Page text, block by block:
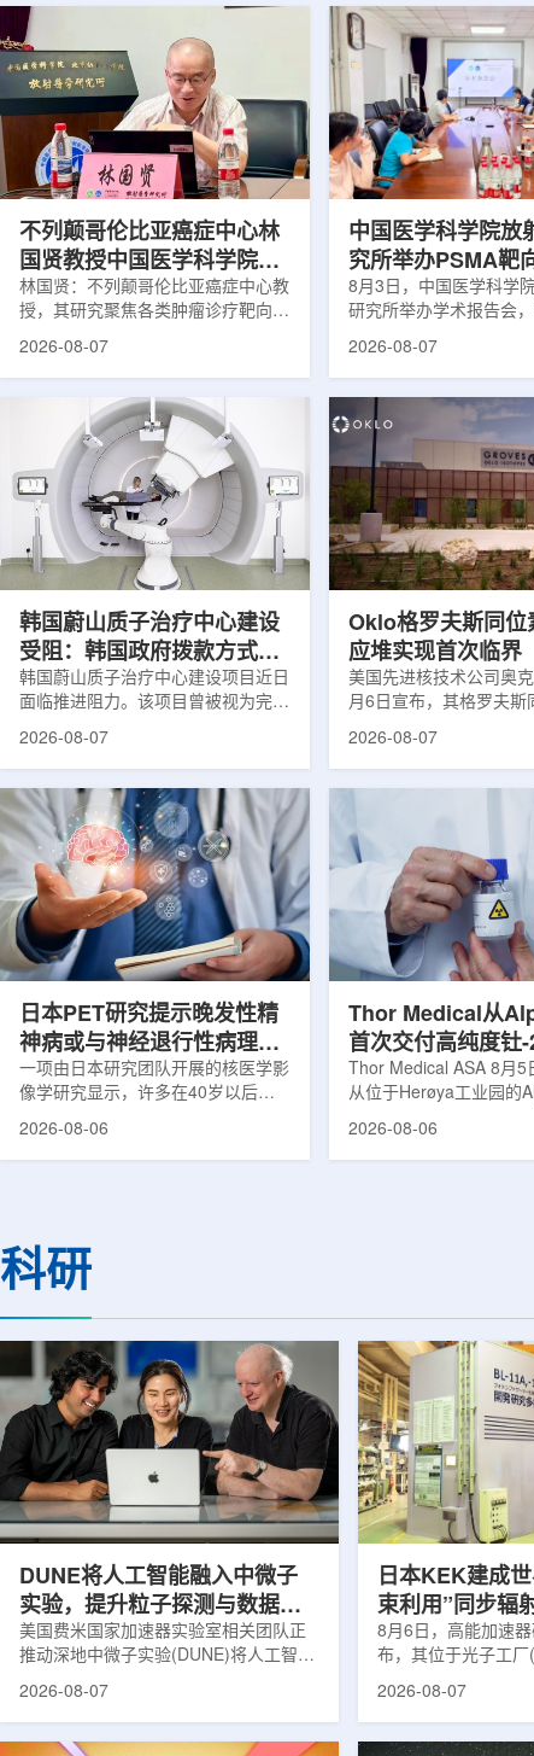
不列颠哥伦比亚癌症中心林
国贤教授中国医学科学院放
射医学研究所开展学术交流
林国贤：不列颠哥伦比亚癌症中心教
授，其研究聚焦各类肿瘤诊疗靶向放
射性药物开发，迄今已主导/参与发
完成自研7款放射性药物的临床转
化，用于多种肿瘤诊疗。报告会上，
林国贤教授基于其团队多年的前沿探
索，系统梳理了针对前列腺癌靶点
PSMA的核药相关研究进展：一是F-
18标记PSMA靶向PET显像剂的分子
设计与临床优势;二是通过理性优化
分子结构，大幅提高Lu-177标记治
2026-08-07
中国医学科学院放
究所举办PSMA靶
药物学术报告会
8月3日，中国医学科学
研究所举办学术报告会
温哥华不列颠哥伦比亚癌
性药物开发》的学术报
取线上线下结合方式举行
分科研人员和研究生参
授长期从事肿瘤诊疗靶向
开发研究，已主导或参与
篇同行评议期刊论文，
放射性药物相关专利申
款自研放射性药物的临
2026-08-07
韩国蔚山质子治疗中心建设
受阻：韩国政府拨款方式调
整影响项目推进
韩国蔚山质子治疗中心建设项目近日
面临推进阻力。该项目曾被视为完善
韩国东南部区域癌症治疗体系的关键
的难度明显上升。据蔚山市8月6日
消息，蔚山市已于去年3月完成质子
治疗中心建设可行性研究及基本规划
制定服务，并开始争取国家拨款。不
过，韩国保健福祉部回复称，难以单
独为蔚山市提供大型项目资金。此
前，蔚山市曾计划通过建设质子治疗
中心，构建癌症患者可在区域内完成
2026-08-07
Oklo格罗夫斯同位
应堆实现首次临界
美国先进核技术公司奥
月6日宣布，其格罗夫斯
反应堆已在低功率状态下
格罗夫斯同位素试验反
片：格罗夫斯)格罗夫斯
反应堆位于美国得克萨
特，是美国能源部反应
首个在私人土地上实现
堆。根据奥克洛介绍，
发土地起步建设，完成
工程建设、组件制造或采
2026-08-07
日本PET研究提示晚发性精
神病或与神经退行性病理相
关
一项由日本研究团队开展的核医学影
像学研究显示，许多在40岁以后首
次出现幻觉、妄想等精神病性症状的
踪剂^11C-PiB，以及tau蛋白PET示
踪剂^18F-florzolotau，对受试者大
神病患者中，β-淀粉样蛋白阳性...
2026-08-06
Thor Medical从
首次交付高纯度钍
业供货启动
Thor Medical ASA 8月5
从位于Herøya工业园的
产设施完成首批高纯度
足靶向α疗法领域对高
2026-08-06
科研
DUNE将人工智能融入中微子
实验，提升粒子探测与数据处
理能力
美国费米国家加速器实验室相关团队正
推动深地中微子实验(DUNE)将人工智能
互作用识别、事件分类和探测器管理能
2026-08-07
日本KEK建成
束利用”同步辐
8月6日，高能加速
布，其位于光子工
射线与软X射线两束
2026-08-07